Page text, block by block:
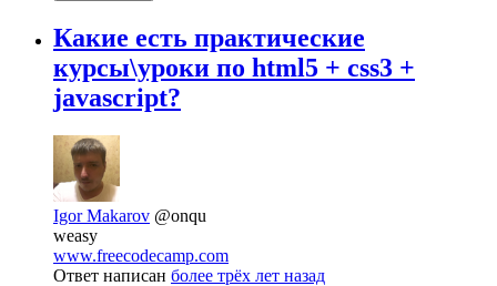
Какие есть практические
курсы\уроки по html5 + css3 +
javascript?
Igor Makarov @onqu
weasy
www.freecodecamp.com
Ответ написан более трёх лет назад